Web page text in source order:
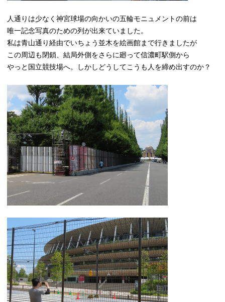
人通りは少なく神宮球場の向かいの五輪モニュメントの前は
唯一記念写真のための列が出来ていました。
私は青山通り経由でいちょう並木を絵画館まで行きましたが
この周辺も閉鎖、結局外側をさらに廻って信濃町駅側から
やっと国立競技場へ。しかしどうしてこうも人を締め出すのか？